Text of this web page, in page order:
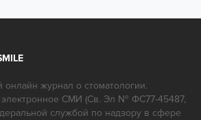
журнал о стоматологии.
электронное СМИ (Св. Эл № ФС77-45487,
службой по надзору в сфере